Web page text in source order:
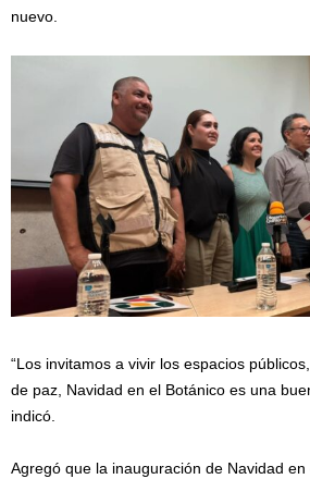
nuevo.
“Los invitamos a vivir los espacios
de paz, Navidad en el Botánico es una
indicó.
Agregó que la inauguración de Navidad